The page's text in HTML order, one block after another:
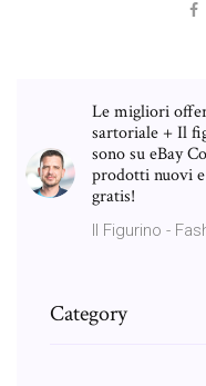
Le migliori
sartoriale + Il
sono su eBay
prodotti nuovi
gratis!
Il Figurino -
Category